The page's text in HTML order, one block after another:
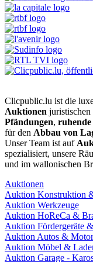
Clicpublic.lu ist die
Auktionen juristischen
Pfändungen,
für den Abbau von
Unser Team ist auf
spezialisiert, unsere
und im wallonischen
Auktionen
Auktion Konstruktion
Auktion Werkzeuge
Auktion HoReCa &
Auktion Fördergeräte
Auktion Autos &
Auktion Möbel &
Auktion Garage -